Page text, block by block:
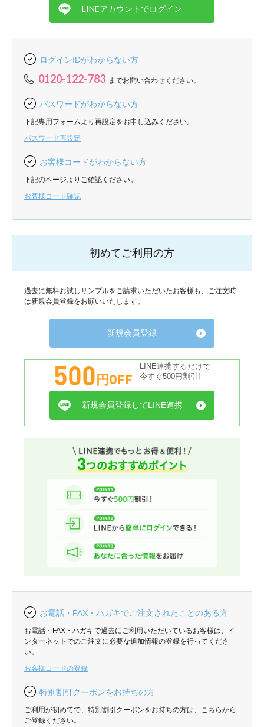
ログインIDがわからない方
0120-122-783 までお問い合わせください。
パスワードがわからない方
下記専用フォームより再設定をお申し込みください。
パスワード再設定
お客様コードがわからない方
下記のページよりご確認ください。
お客様コード確認
初めてご利用の方
過去に無料お試しサンプルをご請求いただいたお客様も、ご注文時
は新規会員登録をお願いいたします。
新規会員登録
500円OFF
LINE連携するだけで
今すぐ500円割引!
新規会員登録してLINE連携
お電話・FAX・ハガキでご注文されたことのある方
お電話・FAX・ハガキで過去にご利用いただいているお客様は、イ
ンターネットでのご注文に必要な追加情報の登録を行ってくださ
い。
お客様コードの登録
特別割引クーポンをお持ちの方
ご利用が初めてで、特別割引クーポンをお持ちの方は、こちらから
ご登録ください。